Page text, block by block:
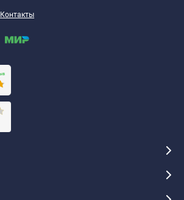
Контакты